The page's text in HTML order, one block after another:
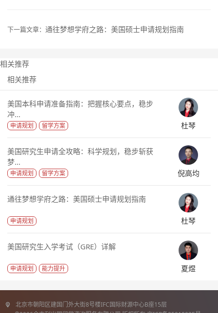
下一篇文章： 通往梦想学府之路：美国硕士申请规划指南
相关推荐
相关推荐
美国本科申请准备指南：把握核心要点，稳步
冲...
申请规划 留学方案 杜琴
美国研究生申请全攻略：科学规划，稳步斩获
梦...
申请规划 留学方案 倪高均
通往梦想学府之路：美国硕士申请规划指南
申请规划 杜琴
美国研究生入学考试（GRE）详解
申请规划 能力提升 夏煜
北京市朝阳区建国门外大街8号楼IFC国际财源中心B座15层